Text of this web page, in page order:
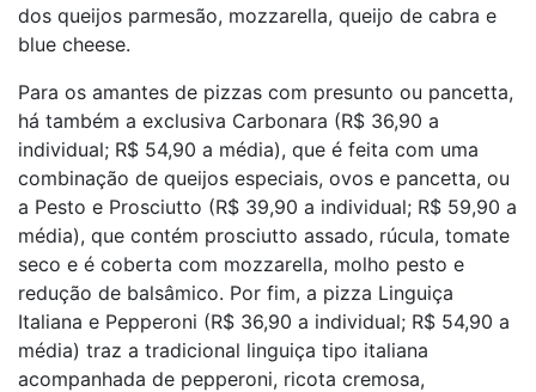
dos queijos parmesão, mozzarella, queijo de cabra e
blue cheese.
Para os amantes de pizzas com presunto ou pancetta,
há também a exclusiva Carbonara (R$ 36,90 a
individual; R$ 54,90 a média), que é feita com uma
combinação de queijos especiais, ovos e pancetta, ou
a Pesto e Prosciutto (R$ 39,90 a individual; R$ 59,90 a
média), que contém prosciutto assado, rúcula, tomate
seco e é coberta com mozzarella, molho pesto e
redução de balsâmico. Por fim, a pizza Linguiça
Italiana e Pepperoni (R$ 36,90 a individual; R$ 54,90 a
média) traz a tradicional linguiça tipo italiana
acompanhada de pepperoni, ricota cremosa,